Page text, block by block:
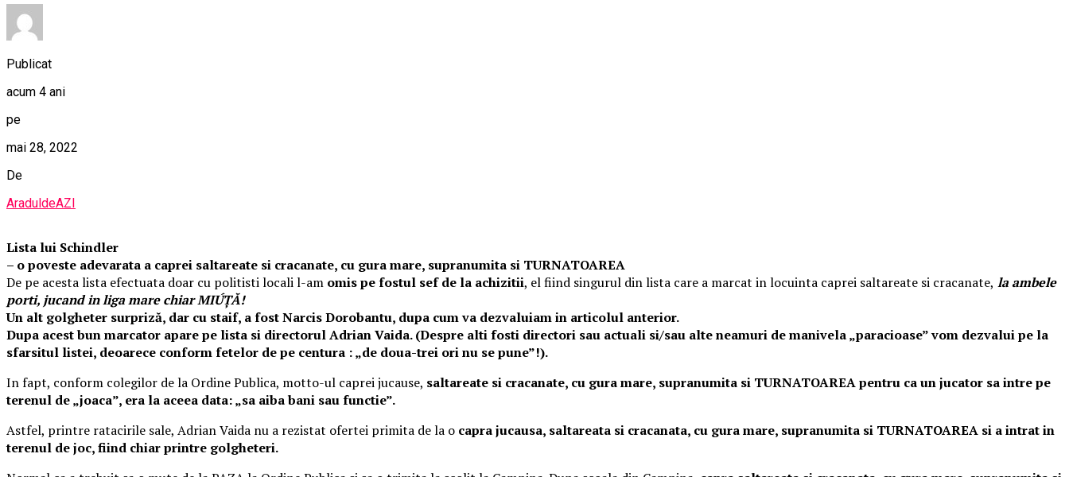
Publicat
acum 4 ani
pe
mai 28, 2022
De
AraduldeAZI
Lista lui Schindler
– o poveste adevarata a caprei saltareate si cracanate, cu gura mare, supranumita si TURNATOAREA
De pe acesta lista efectuata doar cu politisti locali l-am omis pe fostul sef de la achizitii, el fiind singurul din lista care a marcat in locuinta caprei saltareate si cracanate, la ambele
porti, jucand in liga mare chiar MIÚȚĂ!
Un alt golgheter surpriză, dar cu staif, a fost Narcis Dorobantu, dupa cum va dezvaluiam in articolul anterior.
Dupa acest bun marcator apare pe lista si directorul Adrian Vaida. (Despre alti fosti directori sau actuali si/sau alte neamuri de manivela „paracioase” vom dezvalui pe la
sfarsitul listei, deoarece conform fetelor de pe centura : „de doua-trei ori nu se pune”!).
In fapt, conform colegilor de la Ordine Publica, motto-ul caprei jucause, saltareate si cracanate, cu gura mare, supranumita si TURNATOAREA pentru ca un jucator sa intre pe
terenul de „joaca”, era la aceea data: „sa aiba bani sau functie”.
Astfel, printre ratacirile sale, Adrian Vaida nu a rezistat ofertei primita de la o capra jucausa, saltareata si cracanata, cu gura mare, supranumita si TURNATOAREA si a intrat in
terenul de joc, fiind chiar printre golgheteri.